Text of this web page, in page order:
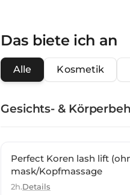
Das biete ich an
Alle Kosmetik
Gesichts- &
Perfect Koren lash lift
mask/Kopfmassage
2h.Details